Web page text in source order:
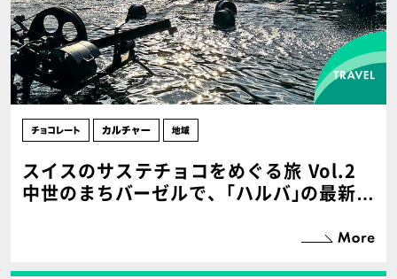
スイスのサステチョコをめぐる旅 Vol.2
中世のまちバーゼルで、｢ハルバ｣の最新工